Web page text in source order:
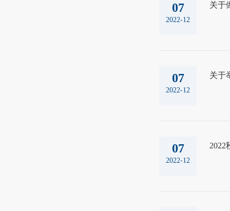
07
2022-12
关于
07
2022-12
关于
07
2022-12
2022